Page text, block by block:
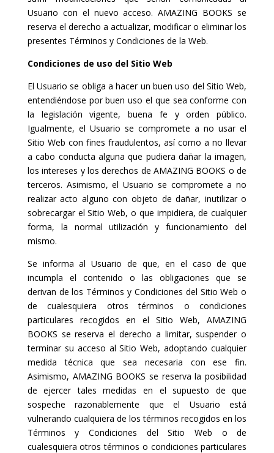
Usuario con el nuevo acceso. AMAZING BOOKS se
reserva el derecho a actualizar, modificar o eliminar los
presentes Términos y Condiciones de la Web.
Condiciones de uso del Sitio Web
El Usuario se obliga a hacer un buen uso del Sitio Web,
entendiéndose por buen uso el que sea conforme con
la legislación vigente, buena fe y orden público.
Igualmente, el Usuario se compromete a no usar el
Sitio Web con fines fraudulentos, así como a no llevar
a cabo conducta alguna que pudiera dañar la imagen,
los intereses y los derechos de AMAZING BOOKS o de
terceros. Asimismo, el Usuario se compromete a no
realizar acto alguno con objeto de dañar, inutilizar o
sobrecargar el Sitio Web, o que impidiera, de cualquier
forma, la normal utilización y funcionamiento del
mismo.
Se informa al Usuario de que, en el caso de que
incumpla el contenido o las obligaciones que se
derivan de los Términos y Condiciones del Sitio Web o
de cualesquiera otros términos o condiciones
particulares recogidos en el Sitio Web, AMAZING
BOOKS se reserva el derecho a limitar, suspender o
terminar su acceso al Sitio Web, adoptando cualquier
medida técnica que sea necesaria con ese fin.
Asimismo, AMAZING BOOKS se reserva la posibilidad
de ejercer tales medidas en el supuesto de que
sospeche razonablemente que el Usuario está
vulnerando cualquiera de los términos recogidos en los
Términos y Condiciones del Sitio Web o de
cualesquiera otros términos o condiciones particulares